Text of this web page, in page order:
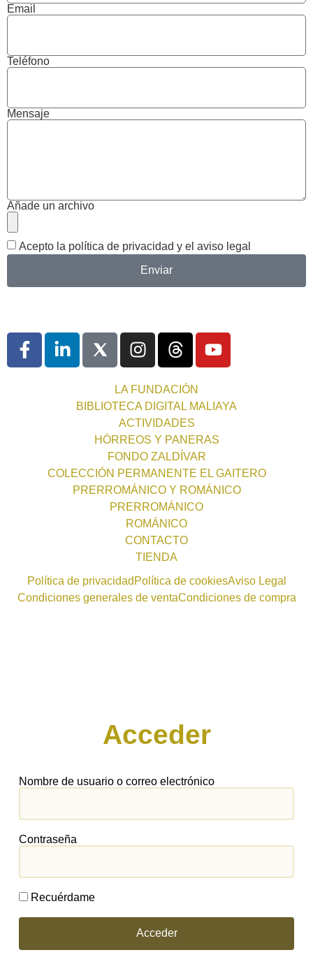
Email
Teléfono
Mensaje
Añade un archivo
Acepto la política de privacidad y el aviso legal
Enviar
LA FUNDACIÓN
BIBLIOTECA DIGITAL MALIAYA
ACTIVIDADES
HÓRREOS Y PANERAS
FONDO ZALDÍVAR
COLECCIÓN PERMANENTE EL GAITERO
PRERROMÁNICO Y ROMÁNICO
PRERROMÁNICO
ROMÁNICO
CONTACTO
TIENDA
Política de privacidad Política de cookiesAviso Legal
Condiciones generales de ventaCondiciones de compra
Acceder
Nombre de usuario o correo electrónico
Contraseña
Recuérdame
Acceder